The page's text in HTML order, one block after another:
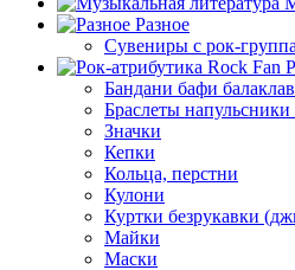
Разное
Сувениры с рок-
Бандани бафи
Браслеты напульсники
Значки
Кепки
Кольца, перстни
Кулони
Куртки безрукавки
Майки
Маски